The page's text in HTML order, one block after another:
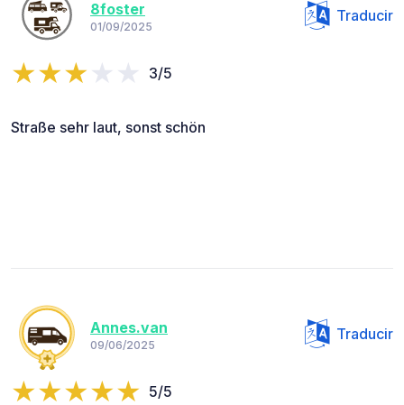
8foster
01/09/2025
Traducir
3/5
Straße sehr laut, sonst schön
Annes.van
09/06/2025
Traducir
5/5